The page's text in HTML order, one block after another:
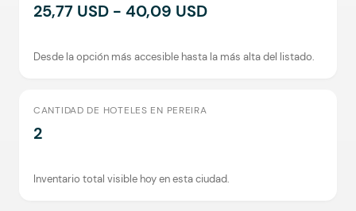
25,77 USD - 40,09 USD
Desde la opción más accesible hasta la más alta del listado.
CANTIDAD DE HOTELES EN PEREIRA
2
Inventario total visible hoy en esta ciudad.